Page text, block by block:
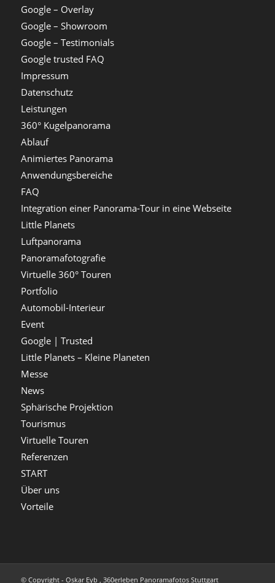
Google – Overlay
Google – Showroom
Google – Testimonials
Google trusted FAQ
Impressum
Datenschutz
Leistungen
360° Kugelpanorama
Ablauf
Animiertes Panorama
Anwendungsbereiche
FAQ
Integration einer Panorama-Tour in eine Webseite
Little Planets
Luftpanorama
Panoramafotografie
Virtuelle 360° Touren
Portfolio
Automobil-Interieur
Event
Google | Trusted
Little Planets – Kleine Planeten
Messe
News
Sphärische Projektion
Tourismus
Virtuelle Touren
Referenzen
START
Über uns
Vorteile
© Copyright - Oskar Eyb , 360erleben Panoramafotos Stuttgart